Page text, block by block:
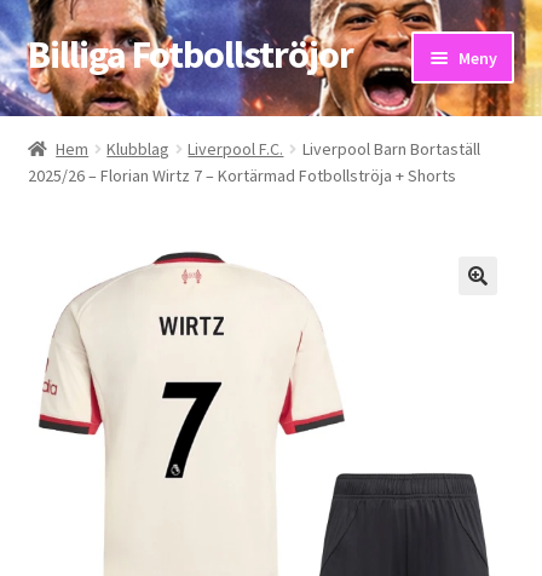
Hoppa
till
navigering
Hoppa
till
innehåll
Billiga Fotbollströjor Meny
Hem
Bloggar
Kassa
Kontakta oss
Mitt konto
Hem Klubblag Liverpool F.C.
Liverpool Barn Bortaställ
2025/26 – Florian Wirtz 7 – Kortärmad Fotbollströja + Shorts